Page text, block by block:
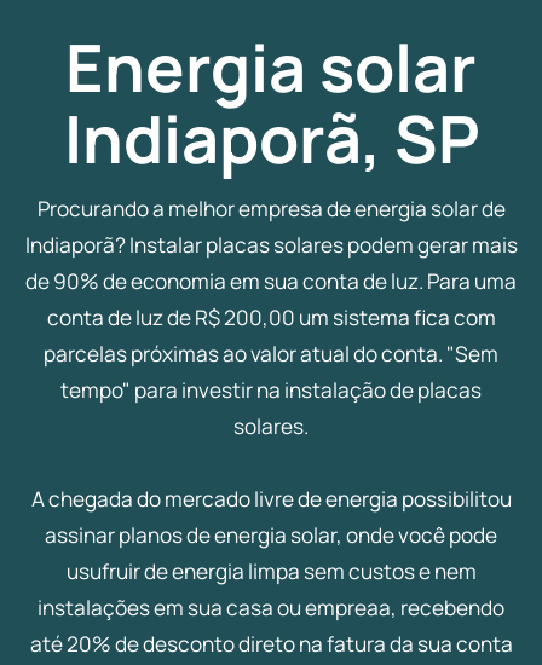
Energia solar
Indiaporã, SP
Procurando a melhor empresa de energia solar de
Indiaporã? Instalar placas solares podem gerar mais
de 90% de economia em sua conta de luz. Para uma
conta de luz de R$ 200,00 um sistema fica com
parcelas próximas ao valor atual do conta. "Sem
tempo" para investir na instalação de placas
solares.
A chegada do mercado livre de energia possibilitou
assinar planos de energia solar, onde você pode
usufruir de energia limpa sem custos e nem
instalações em sua casa ou empreaa, recebendo
até 20% de desconto direto na fatura da sua conta